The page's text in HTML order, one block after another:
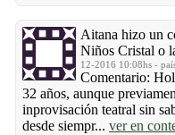
Aitana hizo un
Niños Cristal o
12-2016 10:08hs -
Comentario:
32 años, aunque
inprovisación teatral sin
desde siempr... ver en